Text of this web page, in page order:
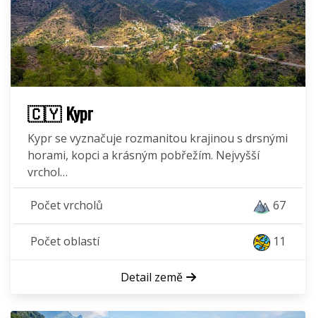
🇨🇾 Kypr
Kypr se vyznačuje rozmanitou krajinou s drsnými
horami, kopci a krásným pobřežím. Nejvyšší
vrchol…
Počet vrcholů 67
Počet oblastí 11
Detail země